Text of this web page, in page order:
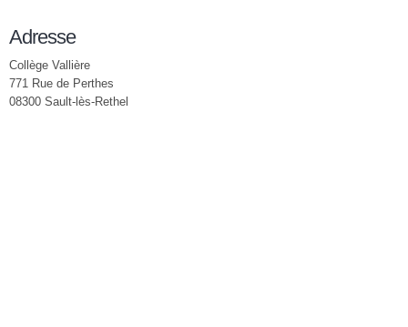
Adresse
Collège Vallière
771 Rue de Perthes
08300 Sault-lès-Rethel